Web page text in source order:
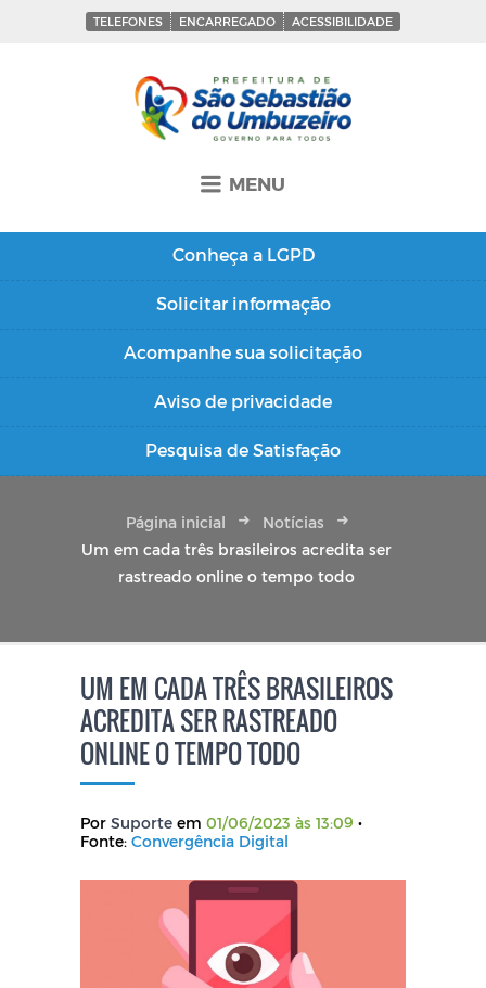
TELEFONES ENCARREGADO ACESSIBILIDADE
MENU
Conheça a LGPD
Solicitar informação
Acompanhe sua solicitação
Aviso de privacidade
Pesquisa de Satisfação
Página inicial
Notícias
Um em cada três brasileiros acredita ser
rastreado online o tempo todo
UM EM CADA TRÊS BRASILEIROS
ACREDITA SER RASTREADO
ONLINE O TEMPO TODO
Por Suporte em 01/06/2023 às 13:09 •
Fonte: Convergência Digital